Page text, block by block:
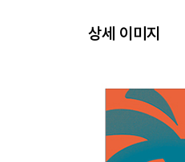
03 제3회 최신기출
06 제6회 최신기출
07 제7회 최신기출
08 제8회 최신기출
09 제9회 최신기
상세 이미지